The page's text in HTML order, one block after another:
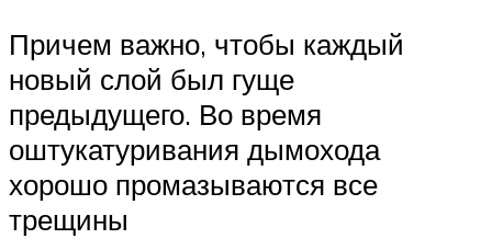
Причем важно, чтобы каждый
новый слой был гуще
предыдущего. Во время
оштукатуривания дымохода
хорошо промазываются все
трещины